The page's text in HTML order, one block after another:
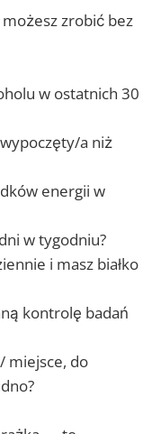
zrobić bez
w ostatnich 30
a niż
energii w
w tygodniu?
i masz białko
kontrolę badań
miejsce, do